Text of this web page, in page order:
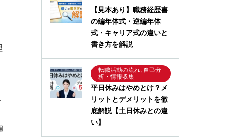
【見本あり】職務経歴書
の編年体式・逆編年体
式・キャリア式の違いと
書き方を解説
転職活動の流れ, 自己分
析・情報収集
平日休みはやめとけ？メ
リットとデメリットを徹
底解説【土日休みとの違
い】